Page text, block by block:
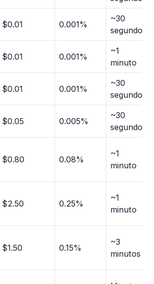
$0.01 0.001%
~30
segundos
$0.01 0.001%
~1
minuto
$0.01 0.001%
~30
segundos
$0.05 0.005%
~30
segundos
$0.80 0.08%
~1
minuto
$2.50 0.25%
~1
minuto
$1.50 0.15%
~3
minutos